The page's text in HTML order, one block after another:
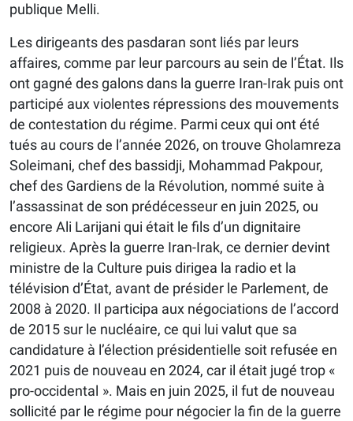
publique Melli.
Les dirigeants des pasdaran sont liés par leurs
affaires, comme par leur parcours au sein de l’État. Ils
ont gagné des galons dans la guerre Iran-Irak puis ont
participé aux violentes répressions des mouvements
de contestation du régime. Parmi ceux qui ont été
tués au cours de l’année 2026, on trouve Gholamreza
Soleimani, chef des bassidji, Mohammad Pakpour,
chef des Gardiens de la Révolution, nommé suite à
l’assassinat de son prédécesseur en juin 2025, ou
encore Ali Larijani qui était le fils d’un dignitaire
religieux. Après la guerre Iran-Irak, ce dernier devint
ministre de la Culture puis dirigea la radio et la
télévision d’État, avant de présider le Parlement, de
2008 à 2020. Il participa aux négociations de l’accord
de 2015 sur le nucléaire, ce qui lui valut que sa
candidature à l’élection présidentielle soit refusée en
2021 puis de nouveau en 2024, car il était jugé trop «
pro-occidental ». Mais en juin 2025, il fut de nouveau
sollicité par le régime pour négocier la fin de la guerre